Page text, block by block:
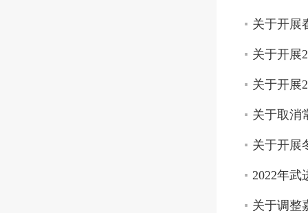
关于开展
关于开展
关于开展
关于取消
关于开展
2022年武
关于调整